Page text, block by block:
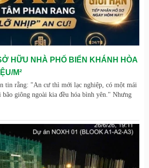
HỮU NHÀ PHỐ BIỂN KHÁNH HÒA
M²
tin rằng: "An cư thì mới lạc nghiệp, có một mái
giông ngoài kia đều hóa bình yên." Nhưng